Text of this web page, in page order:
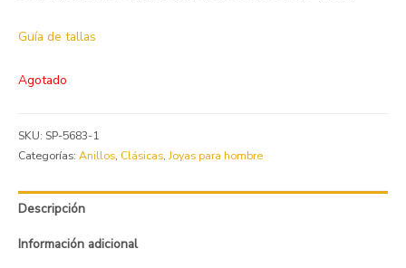
Guía de tallas
Agotado
SKU: SP-5683-1
Categorías: Anillos, Clásicas, Joyas para hombre
Descripción
Información adicional